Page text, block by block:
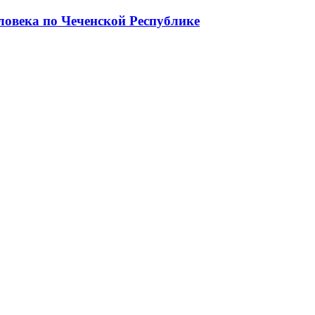
по Чеченской Республике